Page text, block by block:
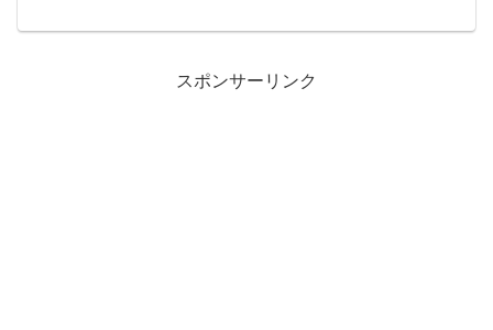
スポンサーリンク